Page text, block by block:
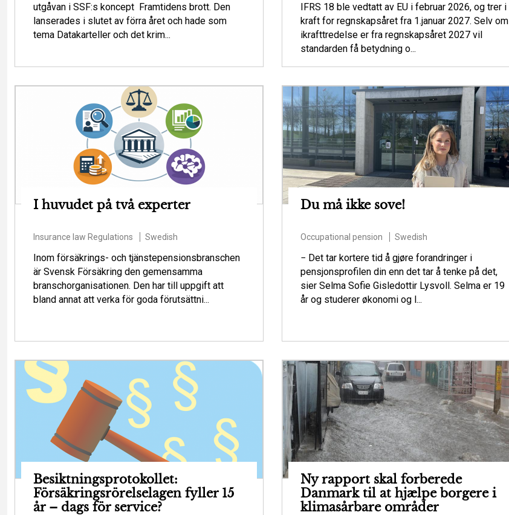
utgåvan i SSF:s koncept Framtidens brott. Den
lanserades i slutet av förra året och hade som
tema Datakarteller och det krim...
IFRS 18 ble vedtatt av EU i februar 2026, og trer i
kraft for regnskapsåret fra 1.januar 2027. Selv om
ikrafttredelse er fra regnskapsåret 2027 vil
standarden få betydning o...
I huvudet på två experter
Insurance law Regulations Swedish
Inom försäkrings- och tjänstepensionsbranschen
är Svensk Försäkring den gemensamma
branschorganisationen. Den har till uppgift att
bland annat att verka för goda förutsättni...
Du må ikke sove!
Occupational pension Swedish
− Det tar kortere tid å gjøre forandringer i
pensjonsprofilen din enn det tar å tenke på det,
sier Selma Sofie Gisledottir Lysvoll. Selma er 19
år og studerer økonomi og l...
Besiktningsprotokollet:
Försäkringsrörelselagen fyller 15
år – dags för service?
Ny rapport skal forberede
Danmark til at hjælpe borgere i
klimasårbare områder